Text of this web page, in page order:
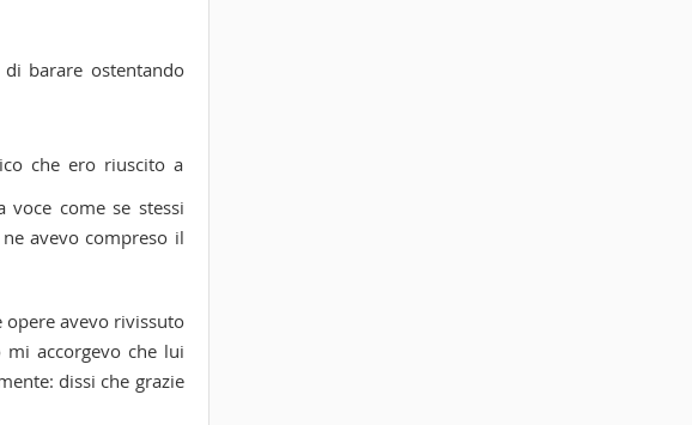
barare ostentando
che ero riuscito a
voce come se stessi
avevo compreso il
opere avevo rivissuto
accorgevo che lui
dissi che grazie